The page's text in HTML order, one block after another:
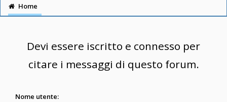
Home
Devi essere iscritto e connesso per
citare i messaggi di questo forum.
Nome utente: